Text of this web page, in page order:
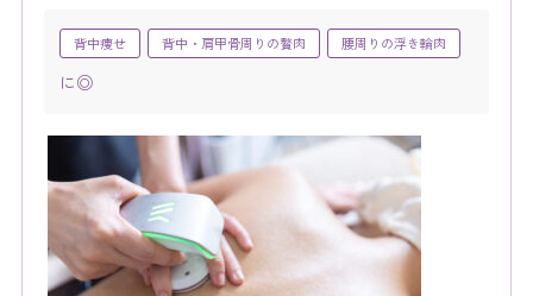
背中痩せ 背中・肩甲骨周りの贅肉 腰周りの浮き輪肉
に◎